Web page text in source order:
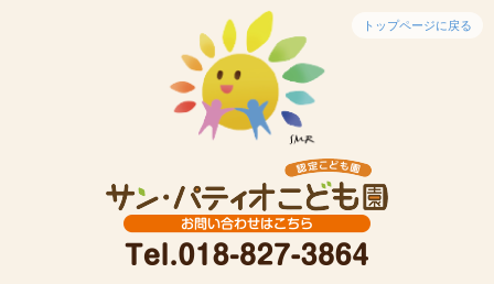
トップページに戻る